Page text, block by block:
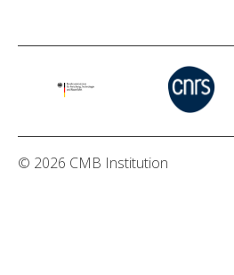
© 2026 CMB Institution